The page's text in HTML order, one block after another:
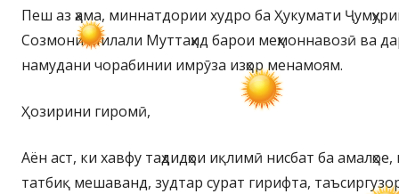
Пеш аз ҳама, миннатдории худро ба Ҳукумати
Созмони Милали Муттаҳид барои меҳмоннавозӣ ва
намудани чорабинии имрӯза изҳор менамоям.
Ҳозирини гиромӣ,
Аён аст, ки хавфу таҳдидҳои иқлимӣ нисбат ба
татбиқ мешаванд, зудтар сурат гирифта,